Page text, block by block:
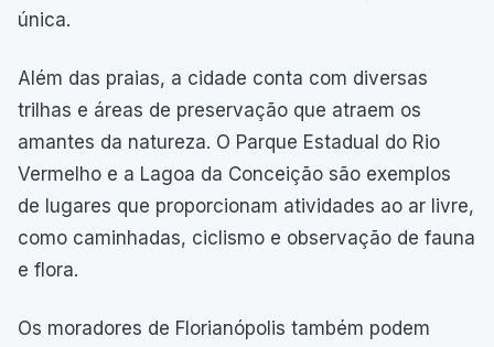
única.
Além das praias, a cidade conta com diversas
trilhas e áreas de preservação que atraem os
amantes da natureza. O Parque Estadual do Rio
Vermelho e a Lagoa da Conceição são exemplos
de lugares que proporcionam atividades ao ar livre,
como caminhadas, ciclismo e observação de fauna
e flora.
Os moradores de Florianópolis também podem